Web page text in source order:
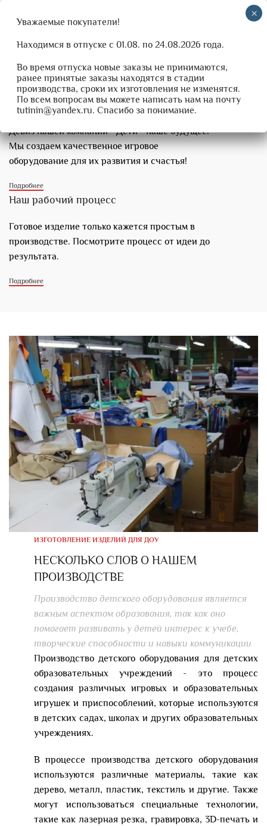
0₽
НЕСКОЛЬКО СЛОВ О НАС
О нас говорит слаженная командная работа
Мы любим то что делаем
Девиз нашей компании - Дети - наше будущее!
Мы создаем качественное игровое
оборудование для их развития и счастья!
Подробнее
Наш рабочий процесс
Готовое изделие только кажется простым в
производстве. Посмотрите процесс от идеи до
результата.
Подробнее
ИЗГОТОВЛЕНИЕ ИЗДЕЛИЙ ДЛЯ ДОУ
НЕСКОЛЬКО СЛОВ О НАШЕМ
ПРОИЗВОДСТВЕ
Производство детского оборудования является
важным аспектом образования, так как оно
помогает развивать у детей интерес к учебе,
творческие способности и навыки коммуникации
Производство детского оборудования для детских
образовательных учреждений - это процесс
создания различных игровых и образовательных
игрушек и приспособлений, которые используются
в детских садах, школах и других образовательных
учреждениях.
В процессе производства детского оборудования
используются различные материалы, такие как
дерево, металл, пластик, текстиль и другие. Также
могут использоваться специальные технологии,
такие как лазерная резка, гравировка, 3D-печать и
Уважаемые покупатели!
Находимся в отпуске с 01.08. по 24.08.2026 года.
Во время отпуска новые заказы не принимаются,
ранее принятые заказы находятся в стадии
производства, сроки их изготовления не изменятся.
По всем вопросам вы можете написать нам на почту
tutinin@yandex.ru. Спасибо за понимание.